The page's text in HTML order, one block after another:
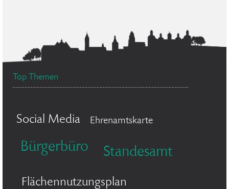
Top Themen
Social Media Ehrenamtskarte
Bürgerbüro Standesamt
Flächennutzungsplan